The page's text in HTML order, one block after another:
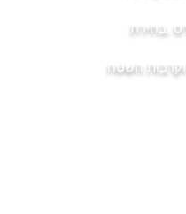
.בחירת
וקרבות השטח